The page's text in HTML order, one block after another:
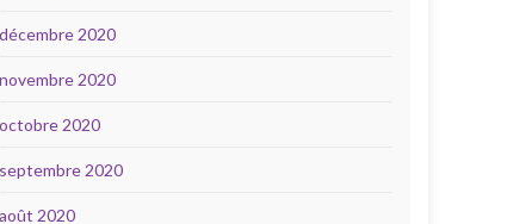
décembre 2020
novembre 2020
octobre 2020
septembre 2020
août 2020